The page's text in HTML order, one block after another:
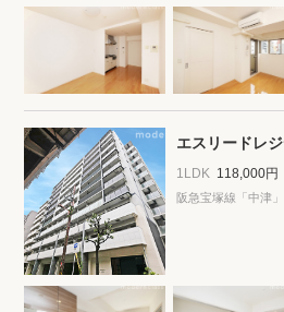
エスリードレ
1LDK 118,000円
阪急宝塚線「中津